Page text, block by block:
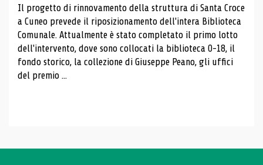
Il progetto di rinnovamento della struttura di Santa Croce
a Cuneo prevede il riposizionamento dell'intera Biblioteca
Comunale. Attualmente è stato completato il primo lotto
dell'intervento, dove sono collocati la biblioteca 0-18, il
fondo storico, la collezione di Giuseppe Peano, gli uffici
del premio ...